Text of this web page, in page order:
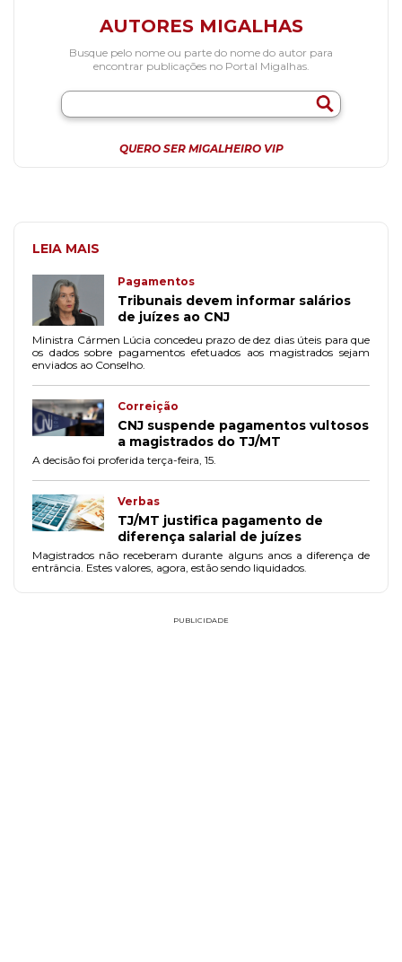
AUTORES MIGALHAS
Busque pelo nome ou parte do nome do autor para
encontrar publicações no Portal Migalhas.
QUERO SER MIGALHEIRO VIP
LEIA MAIS
Pagamentos
Tribunais devem informar salários
de juízes ao CNJ
Ministra Cármen Lúcia concedeu prazo de dez dias úteis para que
os dados sobre pagamentos efetuados aos magistrados sejam
enviados ao Conselho.
Correição
CNJ suspende pagamentos vultosos
a magistrados do TJ/MT
A decisão foi proferida terça-feira, 15.
Verbas
TJ/MT justifica pagamento de
diferença salarial de juízes
Magistrados não receberam durante alguns anos a diferença de
entrância. Estes valores, agora, estão sendo liquidados.
PUBLICIDADE